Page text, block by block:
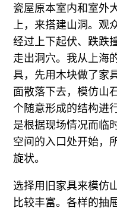
瓷屋原本室内和室外
上，来搭建山洞。观
经过上下起伏、跌跌
走出洞穴。我从上海
具，先用木块做了家
面散落下去，模仿山
个随意形成的结构进
是根据现场情况而临
空间的入口处开始，
旋状。
选择用旧家具来模仿
比较丰富。各样的抽